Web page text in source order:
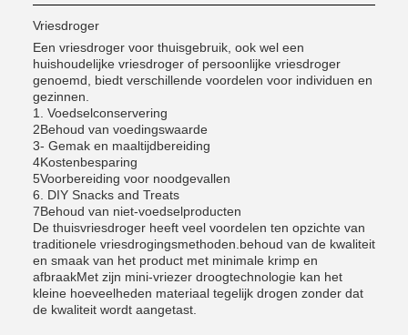
Vriesdroger
Een vriesdroger voor thuisgebruik, ook wel een
huishoudelijke vriesdroger of persoonlijke vriesdroger
genoemd, biedt verschillende voordelen voor individuen en
gezinnen.
1. Voedselconservering
2Behoud van voedingswaarde
3- Gemak en maaltijdbereiding
4Kostenbesparing
5Voorbereiding voor noodgevallen
6. DIY Snacks and Treats
7Behoud van niet-voedselproducten
De thuisvriesdroger heeft veel voordelen ten opzichte van
traditionele vriesdrogingsmethoden.behoud van de kwaliteit
en smaak van het product met minimale krimp en
afbraakMet zijn mini-vriezer droogtechnologie kan het
kleine hoeveelheden materiaal tegelijk drogen zonder dat
de kwaliteit wordt aangetast.